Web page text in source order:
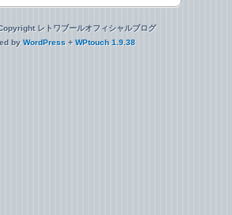
レトワブールオフィシャルブログ
by WordPress + WPtouch 1.9.38